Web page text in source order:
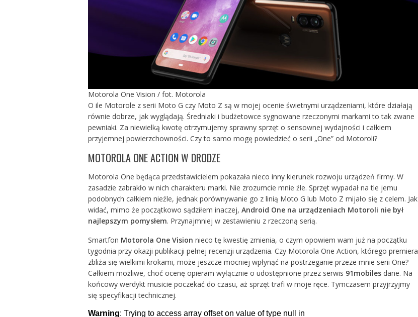
Motorola One Vision / fot. Motorola
O ile Motorole z serii Moto G czy Moto Z są w mojej ocenie świetnymi urządzeniami, które działają
równie dobrze, jak wyglądają. Średniaki i budżetowce sygnowane rzeczonymi markami to tak zwane
pewniaki. Za niewielką kwotę otrzymujemy sprawny sprzęt o sensownej wydajności i całkiem
przyjemnej powierzchowności. Czy to samo mogę powiedzieć o serii „One” od Motoroli?
MOTOROLA ONE ACTION W DRODZE
Motorola One będąca przedstawicielem pokazała nieco inny kierunek rozwoju urządzeń firmy. W
zasadzie zabrakło w nich charakteru marki. Nie zrozumcie mnie źle. Sprzęt wypadał na tle jemu
podobnych całkiem nieźle, jednak porównywanie go z linią Moto G lub Moto Z mijało się z celem. Jak
widać, mimo że początkowo sądziłem inaczej, Android One na urządzeniach Motoroli nie był
najlepszym pomysłem. Przynajmniej w zestawieniu z rzeczoną serią.
Smartfon Motorola One Vision nieco tę kwestię zmienia, o czym opowiem wam już na początku
tygodnia przy okazji publikacji pełnej recenzji urządzenia. Czy Motorola One Action, którego premiera
zbliża się wielkimi krokami, może jeszcze mocniej wpłynąć na postrzeganie przeze mnie serii One?
Całkiem możliwe, choć ocenę opieram wyłącznie o udostępnione przez serwis 91mobilesdane. Na
końcowy werdykt musicie poczekać do czasu, aż sprzęt trafi w moje ręce. Tymczasem przyjrzyjmy
się specyfikacji technicznej.